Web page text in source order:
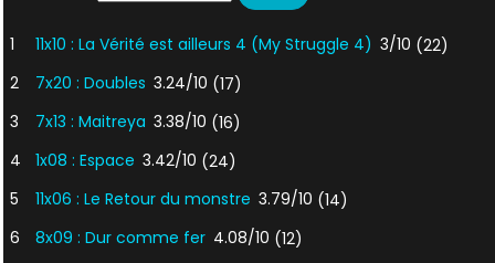
1 11x10 : La Vérité est ailleurs 4 (My Struggle 4) 3/10 (22)
2
7x20 : Doubles 3.24/10 (17)
3
7x13 : Maitreya 3.38/10 (16)
4
1x08 : Espace 3.42/10 (24)
5
11x06 : Le Retour du monstre 3.79/10 (14)
6
8x09 : Dur comme fer 4.08/10 (12)